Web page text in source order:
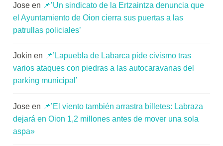
Jose en 📌’Un sindicato de la Ertzaintza denuncia que
el Ayuntamiento de Oion cierra sus puertas a las
patrullas policiales’
Jokin en 📌’Lapuebla de Labarca pide civismo tras
varios ataques con piedras a las autocaravanas del
parking municipal’
Jose en 📌’El viento también arrastra billetes: Labraza
dejará en Oion 1,2 millones antes de mover una sola
aspa»